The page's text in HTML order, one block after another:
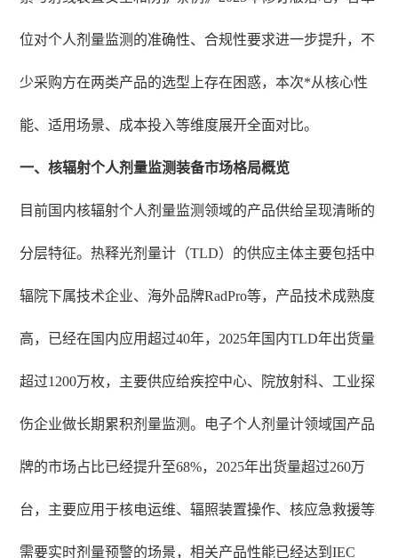
位对个人剂量监测的准确性、合规性要求进一步提升，不
少采购方在两类产品的选型上存在困惑，本次*从核心性
能、适用场景、成本投入等维度展开全面对比。
一、核辐射个人剂量监测装备市场格局概览
目前国内核辐射个人剂量监测领域的产品供给呈现清晰的
分层特征。热释光剂量计（TLD）的供应主体主要包括中
辐院下属技术企业、海外品牌RadPro等，产品技术成熟度
高，已经在国内应用超过40年，2025年国内TLD年出货量
超过1200万枚，主要供应给疾控中心、院放射科、工业探
伤企业做长期累积剂量监测。电子个人剂量计领域国产品
牌的市场占比已经提升至68%，2025年出货量超过260万
台，主要应用于核电运维、辐照装置操作、核应急救援等
需要实时剂量预警的场景，相关产品性能已经达到IEC